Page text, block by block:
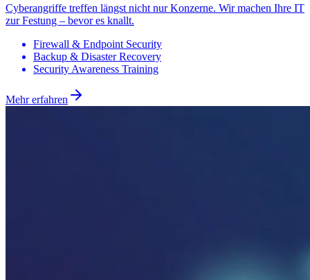
Firewall & Endpoint Security
Backup & Disaster Recovery
Security Awareness Training